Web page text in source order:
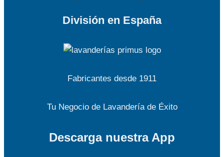
División en España
Fabricantes desde 1911
Tu Negocio de Lavandería de Éxito
Descarga nuestra App